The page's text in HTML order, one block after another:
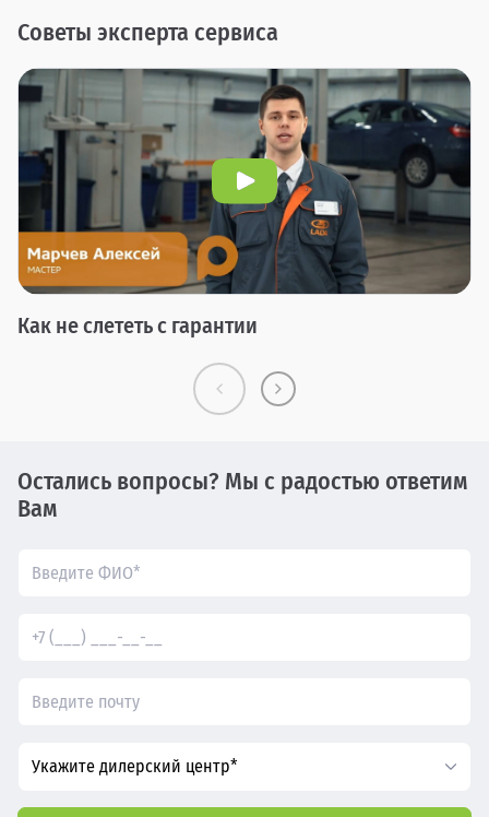
Советы эксперта сервиса
Как не слететь с гарантии
Остались вопросы? Мы с радостью ответим
Вам
Укажите дилерский центр*